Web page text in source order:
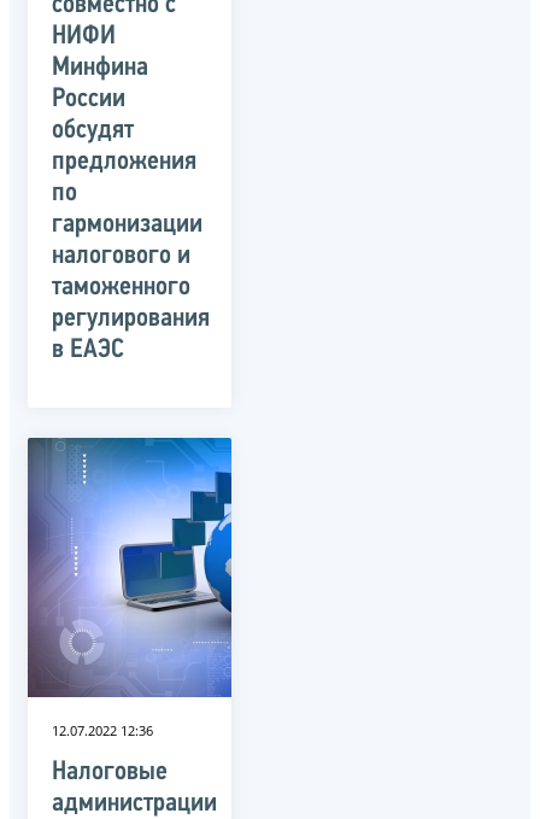
НИФИ
Минфина
России
обсудят
предложения
по
гармонизации
налогового и
таможенного
регулирования
в ЕАЭС
12.07.2022 12:36
Налоговые
администрации